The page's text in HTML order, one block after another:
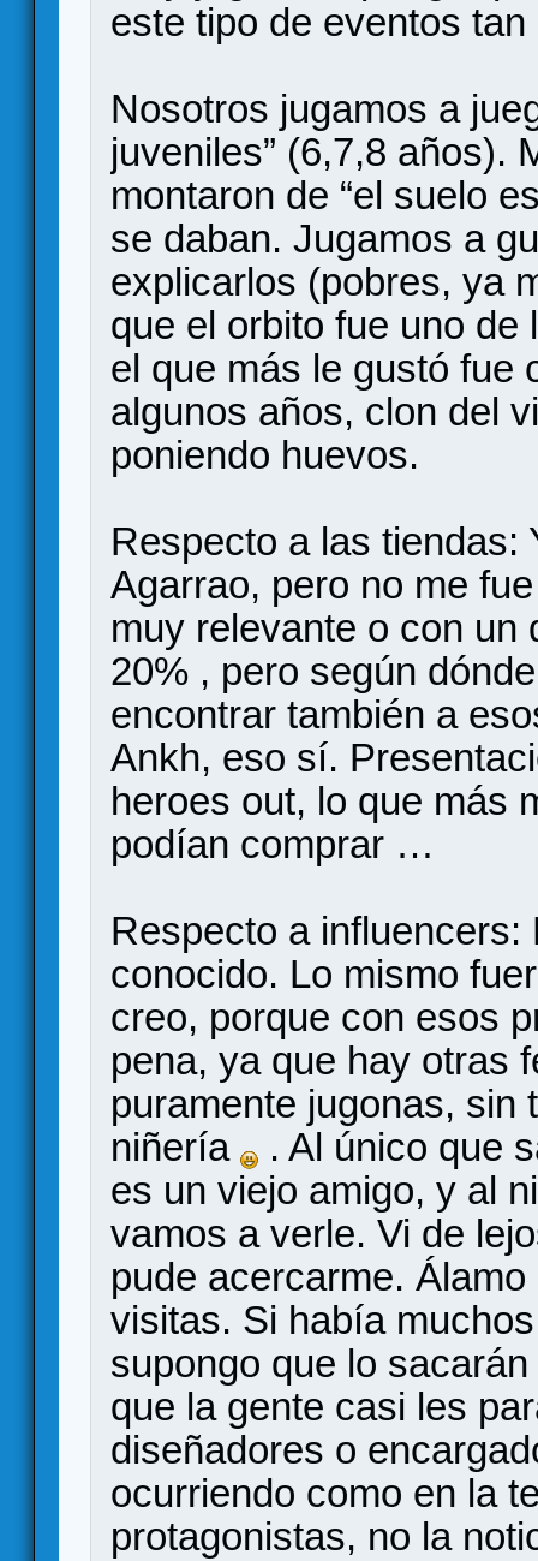
este tipo de eventos
Nosotros jugamos a
juveniles” (6,7,8 años).
montaron de “el suelo
se daban. Jugamos a
explicarlos (pobres, ya
que el orbito fue uno de
el que más le gustó fue
algunos años, clon del
poniendo huevos.
Respecto a las tiendas:
Agarrao, pero no me
muy relevante o con un
20% , pero según
encontrar también a
Ankh, eso sí.
heroes out, lo que más
podían comprar …
Respecto a
conocido. Lo mismo
creo, porque con esos
pena, ya que hay otras
puramente jugonas, sin
niñería
. Al único que
es un viejo amigo, y al
vamos a verle. Vi de
pude acercarme.
visitas. Si había
supongo que lo
que la gente casi les
diseñadores o
ocurriendo como en la
protagonistas, no la